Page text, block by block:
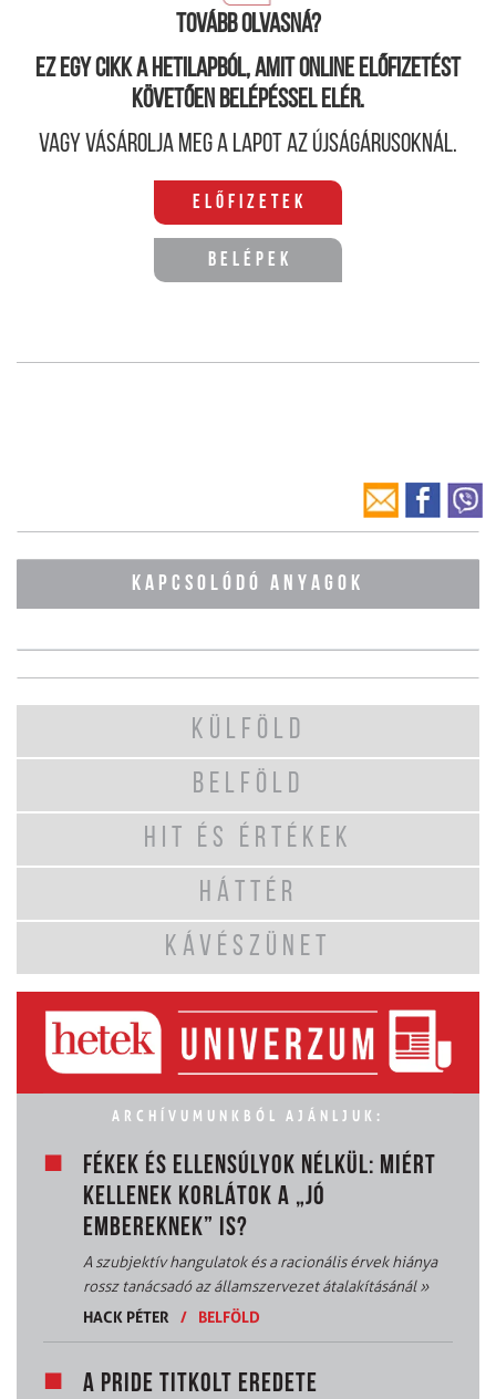
Tovább olvasná?
Ez egy cikk a hetilapból, amit online előfizetést
követően belépéssel elér.
Vagy vásárolja meg a lapot az újságárusoknál.
Előfizetek
Belépek
KAPCSOLÓDÓ ANYAGOK
KÜLFÖLD
BELFÖLD
HIT ÉS ÉRTÉKEK
HÁTTÉR
KÁVÉSZÜNET
ARCHÍVUMUNKBÓL AJÁNLJUK:
FÉKEK ÉS ELLENSÚLYOK NÉLKÜL: MIÉRT
KELLENEK KORLÁTOK A „JÓ
EMBEREKNEK” IS?
A szubjektív hangulatok és a racionális érvek hiánya
rossz tanácsadó az államszervezet átalakításánál»
HACK PÉTER
/ BELFÖLD
A PRIDE TITKOLT EREDETE